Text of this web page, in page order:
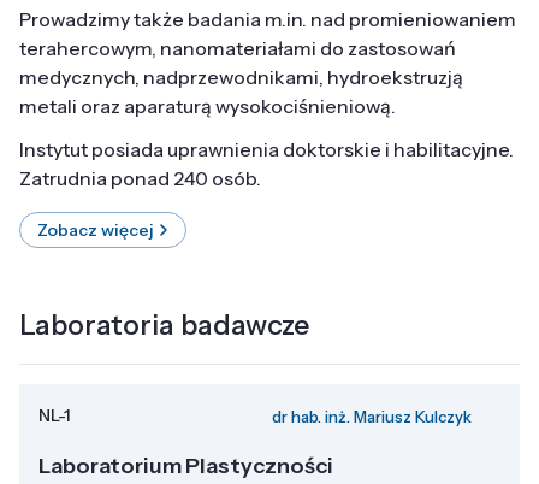
Prowadzimy także badania m.in. nad promieniowaniem
terahercowym, nanomateriałami do zastosowań
medycznych, nadprzewodnikami, hydroekstruzją
metali oraz aparaturą wysokociśnieniową.
Instytut posiada uprawnienia doktorskie i habilitacyjne.
Zatrudnia ponad 240 osób.
Zobacz więcej
Laboratoria badawcze
NL-1 dr hab. inż. Mariusz Kulczyk
Laboratorium Plastyczności